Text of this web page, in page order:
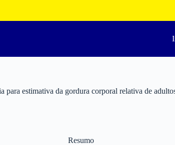
para estimativa da gordura corporal relativa de
Resumo